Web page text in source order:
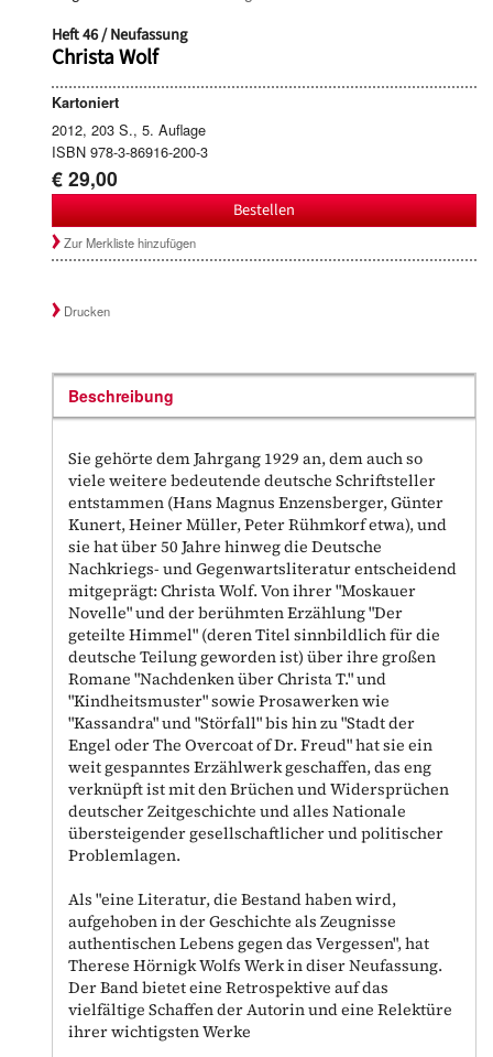
Heft 46 / Neufassung
Christa Wolf
Kartoniert
2012, 203 S., 5. Auflage
ISBN 978-3-86916-200-3
€ 29,00
Bestellen
Zur Merkliste hinzufügen
Drucken
Beschreibung
Sie gehörte dem Jahrgang 1929 an, dem auch so
viele weitere bedeutende deutsche Schriftsteller
entstammen (Hans Magnus Enzensberger, Günter
Kunert, Heiner Müller, Peter Rühmkorf etwa), und
sie hat über 50 Jahre hinweg die Deutsche
Nachkriegs- und Gegenwartsliteratur entscheidend
mitgeprägt: Christa Wolf. Von ihrer "Moskauer
Novelle" und der berühmten Erzählung "Der
geteilte Himmel" (deren Titel sinnbildlich für die
deutsche Teilung geworden ist) über ihre großen
Romane "Nachdenken über Christa T." und
"Kindheitsmuster" sowie Prosawerken wie
"Kassandra" und "Störfall" bis hin zu "Stadt der
Engel oder The Overcoat of Dr. Freud" hat sie ein
weit gespanntes Erzählwerk geschaffen, das eng
verknüpft ist mit den Brüchen und Widersprüchen
deutscher Zeitgeschichte und alles Nationale
übersteigender gesellschaftlicher und politischer
Problemlagen.
Als "eine Literatur, die Bestand haben wird,
aufgehoben in der Geschichte als Zeugnisse
authentischen Lebens gegen das Vergessen", hat
Therese Hörnigk Wolfs Werk in diser Neufassung.
Der Band bietet eine Retrospektive auf das
vielfältige Schaffen der Autorin und eine Relektüre
ihrer wichtigsten Werke